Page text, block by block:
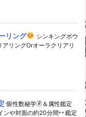
リング
シンキングボウ
リングOrオーラクリアリ
個性数秘学🄬＆属性鑑定
ンや対面の約20分間
鑑定